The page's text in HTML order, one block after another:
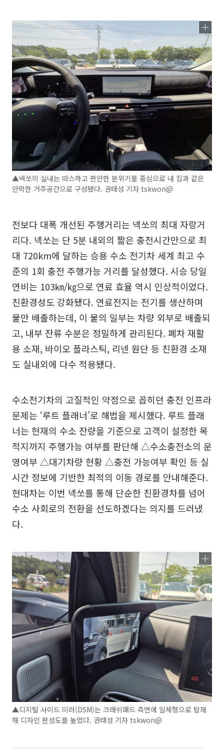
▲넥쏘의 실내는 따스하고 편안한 분위기를 중심으로 내 집과 같은
안락한 거주공간으로 구성됐다. 권태성 기자 tskwon@
전보다 대폭 개선된 주행거리는 넥쏘의 최대 자랑거
리다. 넥쏘는 단 5분 내외의 짧은 충전시간만으로 최
대 720km에 달하는 승용 수소 전기차 세계 최고 수
준의 1회 충전 주행가능 거리를 달성했다. 시승 당일
연비는 103㎞/㎏으로 연료 효율 역시 인상적이었다.
친환경성도 강화됐다. 연료전지는 전기를 생산하며
물만 배출하는데, 이 물의 일부는 차량 외부로 배출되
고, 내부 잔류 수분은 정밀하게 관리된다. 폐차 재활
용 소재, 바이오 플라스틱, 리넨 원단 등 친환경 소재
도 실내외에 다수 적용됐다.
수소전기차의 고질적인 약점으로 꼽히던 충전 인프라
문제는 ‘루트 플래너’로 해법을 제시했다. 루트 플래
너는 현재의 수소 잔량을 기준으로 고객이 설정한 목
적지까지 주행가능 여부를 판단해 △수소충전소의 운
영여부 △대기차량 현황 △충전 가능여부 확인 등 실
시간 정보에 기반한 최적의 이동 경로를 안내해준다.
현대차는 이번 넥쏘를 통해 단순한 친환경차를 넘어
수소 사회로의 전환을 선도하겠다는 의지를 드러냈
다.
▲디지털 사이드 미러(DSM)는 크래쉬패드 측면에 일체형으로 탑재
해 디자인 완성도를 높였다. 권태성 기자 tskwon@